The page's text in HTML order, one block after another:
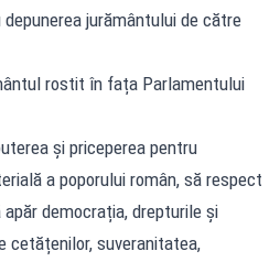
jurământului de către
rostit în fața Parlamentului
și priceperea pentru
a poporului român, să respect
democrația, drepturile și
cetățenilor, suveranitatea,